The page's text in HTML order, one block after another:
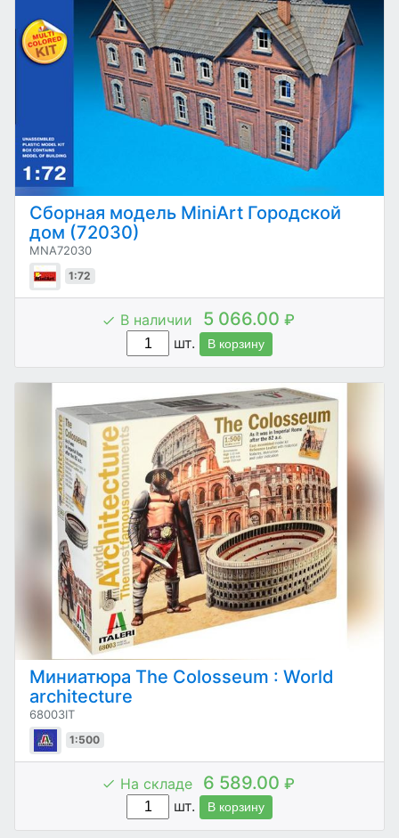
Сборная модель MiniArt Городской
дом (72030)
MNA72030
1:72
В наличии 5 066.00 ₽
шт.
В корзину
Миниатюра The Colosseum : World
architecture
68003IT
1:500
На складе 6 589.00 ₽
шт.
В корзину